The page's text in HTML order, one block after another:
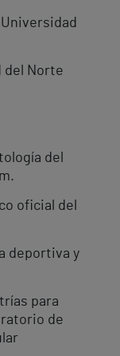
del Norte
del
oficial del
deportiva y
para
de